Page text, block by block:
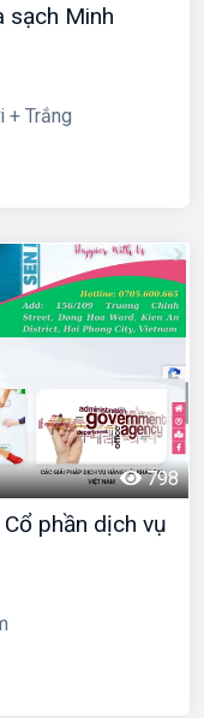
sạch Minh
+ Trắng
798
phần dịch vụ